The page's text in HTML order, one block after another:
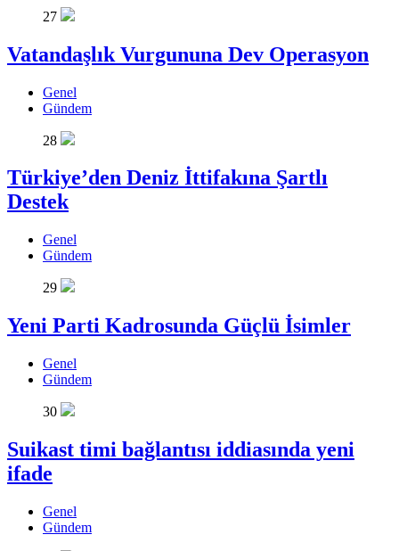
27
Vatandaşlık Vurgununa Dev Operasyon
Genel
Gündem
28
Türkiye’den Deniz İttifakına Şartlı
Destek
Genel
Gündem
29
Yeni Parti Kadrosunda Güçlü İsimler
Genel
Gündem
30
Suikast timi bağlantısı iddiasında yeni
ifade
Genel
Gündem